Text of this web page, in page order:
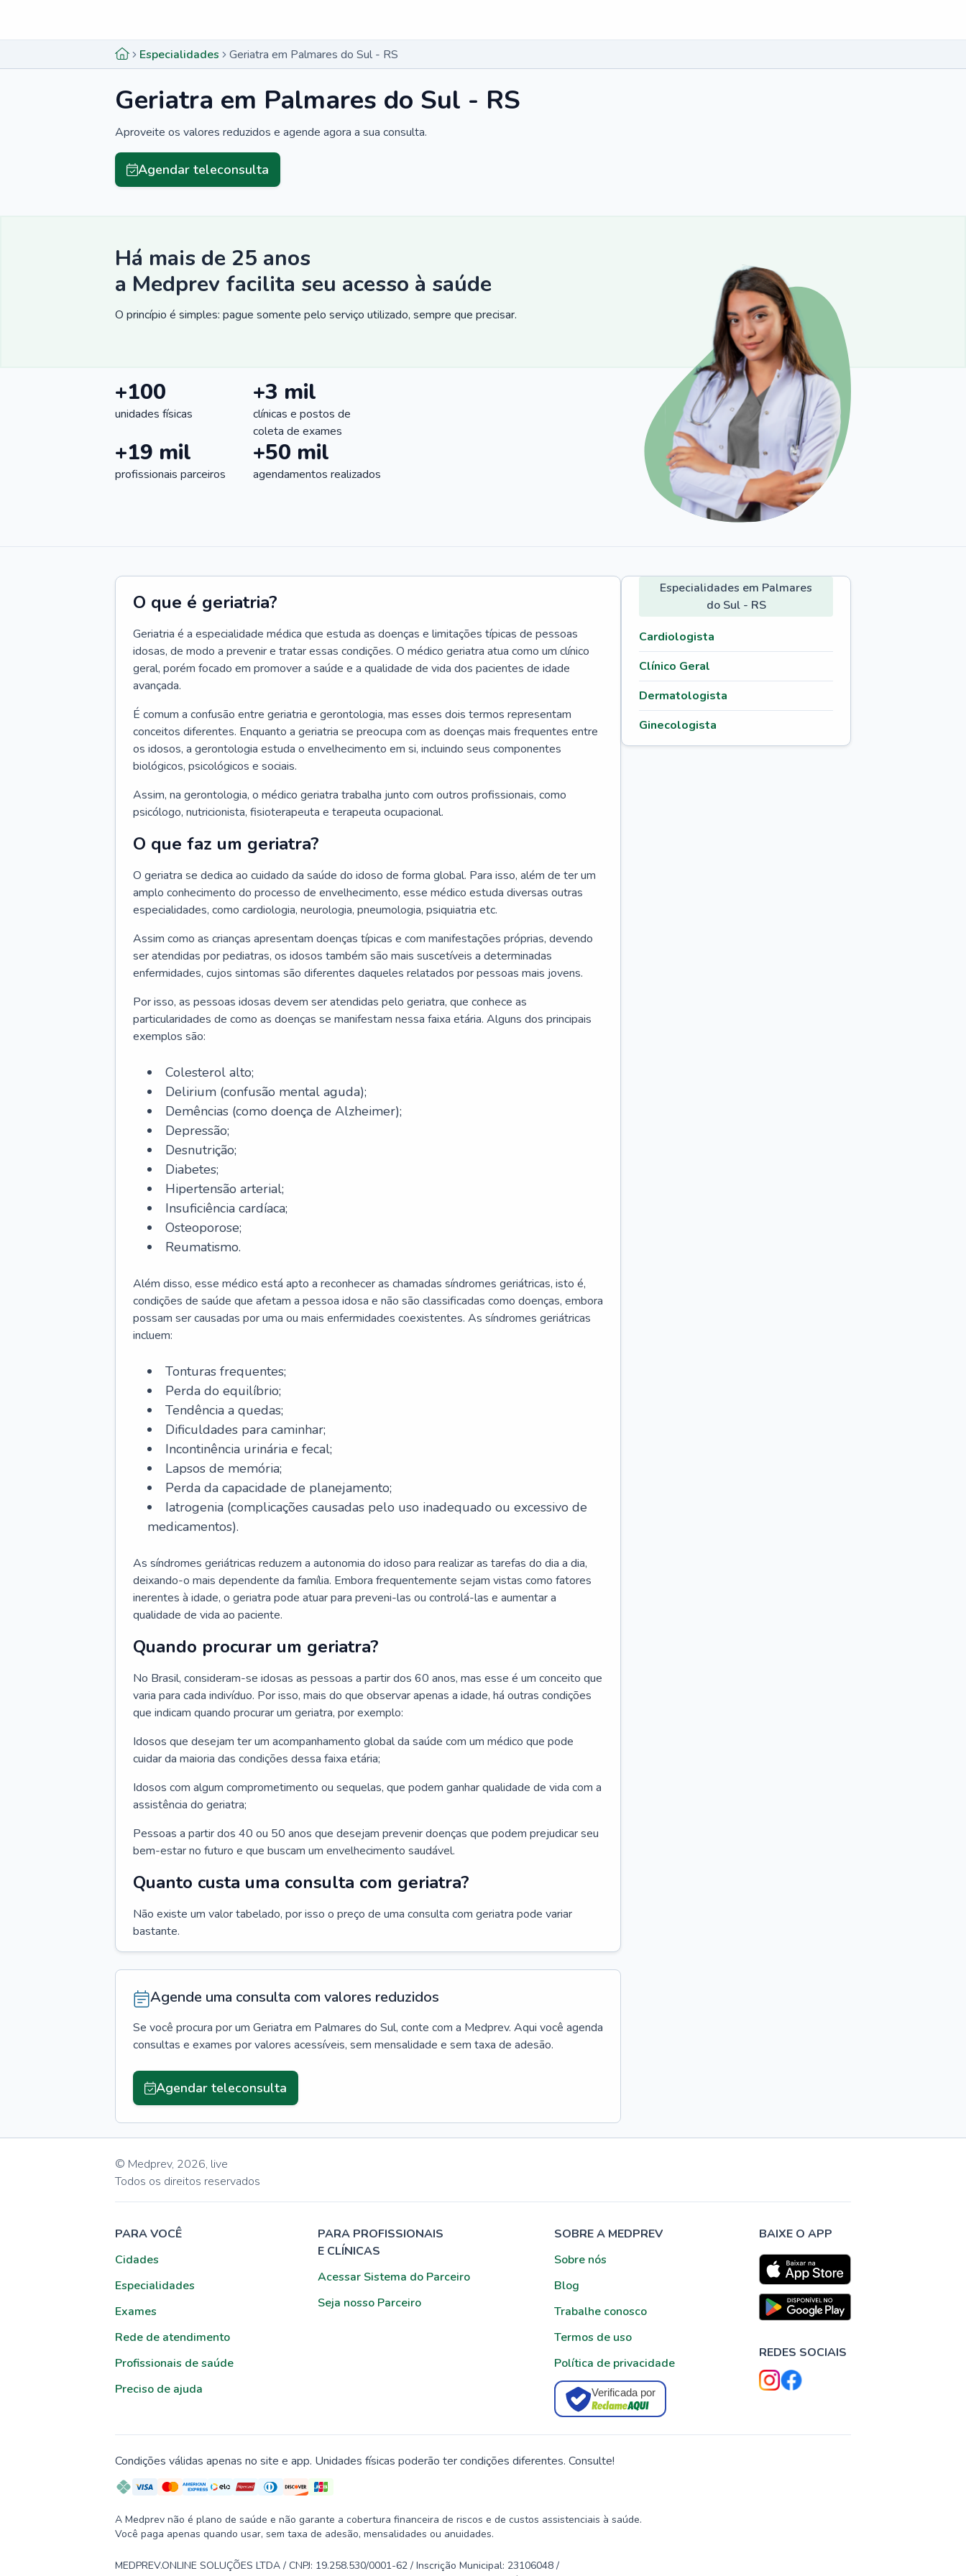
Especialidades Geriatra em Palmares do Sul - RS
Geriatra em Palmares do Sul - RS
Aproveite os valores reduzidos e agende agora a sua consulta.
Agendar teleconsulta
Há mais de 25 anos
a Medprev facilita seu acesso à saúde
O princípio é simples: pague somente pelo serviço utilizado, sempre que precisar.
+100
unidades físicas
+3 mil
clínicas e postos de
coleta de exames
+19 mil
profissionais parceiros
+50 mil
agendamentos realizados
O que é geriatria?
Geriatria é a especialidade médica que estuda as doenças e limitações típicas de pessoas
idosas, de modo a prevenir e tratar essas condições. O médico geriatra atua como um clínico
geral, porém focado em promover a saúde e a qualidade de vida dos pacientes de idade
avançada.
É comum a confusão entre geriatria e gerontologia, mas esses dois termos representam
conceitos diferentes. Enquanto a geriatria se preocupa com as doenças mais frequentes entre
os idosos, a gerontologia estuda o envelhecimento em si, incluindo seus componentes
biológicos, psicológicos e sociais.
Assim, na gerontologia, o médico geriatra trabalha junto com outros profissionais, como
psicólogo, nutricionista, fisioterapeuta e terapeuta ocupacional.
O que faz um geriatra?
O geriatra se dedica ao cuidado da saúde do idoso de forma global. Para isso, além de ter um
amplo conhecimento do processo de envelhecimento, esse médico estuda diversas outras
especialidades, como cardiologia, neurologia, pneumologia, psiquiatria etc.
Assim como as crianças apresentam doenças típicas e com manifestações próprias, devendo
ser atendidas por pediatras, os idosos também são mais suscetíveis a determinadas
enfermidades, cujos sintomas são diferentes daqueles relatados por pessoas mais jovens.
Por isso, as pessoas idosas devem ser atendidas pelo geriatra, que conhece as
particularidades de como as doenças se manifestam nessa faixa etária. Alguns dos principais
exemplos são:
Colesterol alto;
Delirium (confusão mental aguda);
Demências (como doença de Alzheimer);
Depressão;
Desnutrição;
Diabetes;
Hipertensão arterial;
Insuficiência cardíaca;
Osteoporose;
Reumatismo.
Além disso, esse médico está apto a reconhecer as chamadas síndromes geriátricas, isto é,
condições de saúde que afetam a pessoa idosa e não são classificadas como doenças, embora
possam ser causadas por uma ou mais enfermidades coexistentes. As síndromes geriátricas
incluem:
Tonturas frequentes;
Perda do equilíbrio;
Tendência a quedas;
Dificuldades para caminhar;
Incontinência urinária e fecal;
Lapsos de memória;
Perda da capacidade de planejamento;
Iatrogenia (complicações causadas pelo uso inadequado ou excessivo de
medicamentos).
As síndromes geriátricas reduzem a autonomia do idoso para realizar as tarefas do dia a dia,
deixando-o mais dependente da família. Embora frequentemente sejam vistas como fatores
inerentes à idade, o geriatra pode atuar para preveni-las ou controlá-las e aumentar a
qualidade de vida ao paciente.
Quando procurar um geriatra?
No Brasil, consideram-se idosas as pessoas a partir dos 60 anos, mas esse é um conceito que
varia para cada indivíduo. Por isso, mais do que observar apenas a idade, há outras condições
que indicam quando procurar um geriatra, por exemplo:
Idosos que desejam ter um acompanhamento global da saúde com um médico que pode
cuidar da maioria das condições dessa faixa etária;
Idosos com algum comprometimento ou sequelas, que podem ganhar qualidade de vida com a
assistência do geriatra;
Pessoas a partir dos 40 ou 50 anos que desejam prevenir doenças que podem prejudicar seu
bem-estar no futuro e que buscam um envelhecimento saudável.
Quanto custa uma consulta com geriatra?
Não existe um valor tabelado, por isso o preço de uma consulta com geriatra pode variar
bastante.
Agende uma consulta com valores reduzidos
Se você procura por um Geriatra em Palmares do Sul, conte com a Medprev. Aqui você agenda
consultas e exames por valores acessíveis, sem mensalidade e sem taxa de adesão.
Agendar teleconsulta
Especialidades em Palmares
do Sul - RS
Cardiologista
Clínico Geral
Dermatologista
Ginecologista
© Medprev, 2026, live
Todos os direitos reservados
PARA VOCÊ
Cidades
Especialidades
Exames
Rede de atendimento
Profissionais de saúde
Preciso de ajuda
PARA PROFISSIONAIS
E CLÍNICAS
Acessar Sistema do Parceiro
Seja nosso Parceiro
SOBRE A MEDPREV
Sobre nós
Blog
Trabalhe conosco
Termos de uso
Política de privacidade
Verificada por
BAIXE O APP
REDES SOCIAIS
Condições válidas apenas no site e app. Unidades físicas poderão ter condições diferentes. Consulte!
A Medprev não é plano de saúde e não garante a cobertura financeira de riscos e de custos assistenciais à saúde.
Você paga apenas quando usar, sem taxa de adesão, mensalidades ou anuidades.
MEDPREV.ONLINE SOLUÇÕES LTDA / CNPJ: 19.258.530/0001-62 / Inscrição Municipal: 23106048 /